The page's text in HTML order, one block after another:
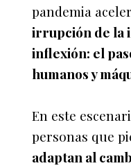
pandemia
irrupción de la
inflexión: el
humanos y
En este
personas que
adaptan al